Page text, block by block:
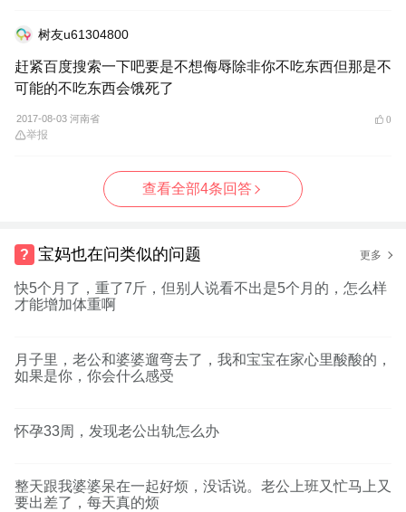
树友u61304800
赶紧百度搜索一下吧要是不想侮辱除非你不吃东西但那是不
可能的不吃东西会饿死了
2017-08-03 河南省 0
举报
查看全部4条回答
宝妈也在问类似的问题 更多
快5个月了，重了7斤，但别人说看不出是5个月的，怎么样
才能增加体重啊
月子里，老公和婆婆遛弯去了，我和宝宝在家心里酸酸的，
如果是你，你会什么感受
怀孕33周，发现老公出轨怎么办
整天跟我婆婆呆在一起好烦，没话说。老公上班又忙马上又
要出差了，每天真的烦